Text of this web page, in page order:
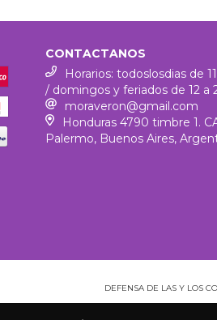
CONTACTANOS
Horarios: todoslosdias de
/ domingos y feriados de 12 a
moraveron@gmail.com
Honduras 4790 timbre 1.
Palermo, Buenos Aires,
DEFENSA DE LAS Y LOS